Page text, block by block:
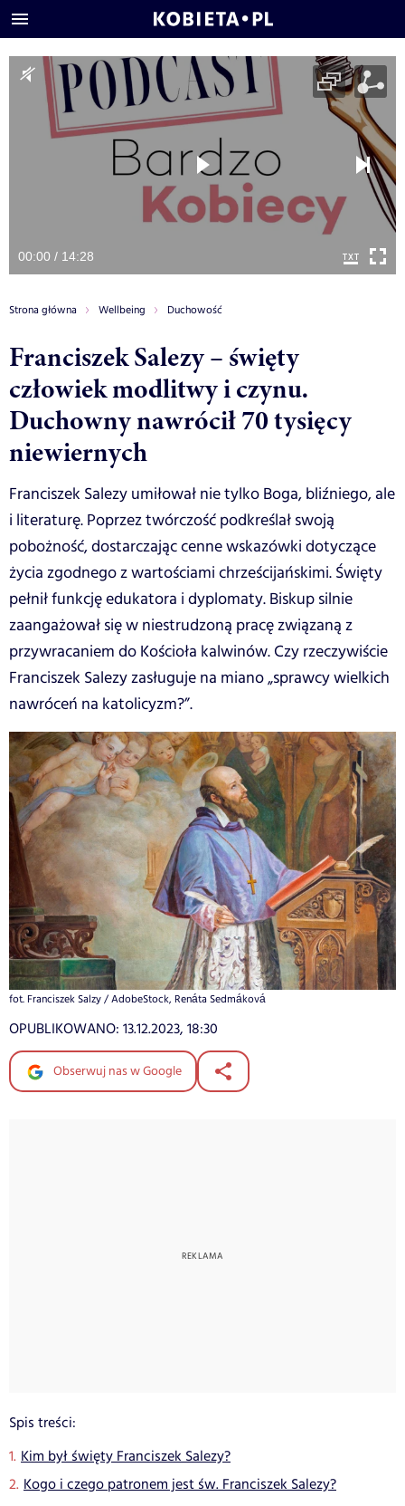
00:00 / 14:28
Strona główna Wellbeing Duchowość
Franciszek Salezy – święty
człowiek modlitwy i czynu.
Duchowny nawrócił 70 tysięcy
niewiernych
Franciszek Salezy umiłował nie tylko Boga, bliźniego, ale
i literaturę. Poprzez twórczość podkreślał swoją
pobożność, dostarczając cenne wskazówki dotyczące
życia zgodnego z wartościami chrześcijańskimi. Święty
pełnił funkcję edukatora i dyplomaty. Biskup silnie
zaangażował się w niestrudzoną pracę związaną z
przywracaniem do Kościoła kalwinów. Czy rzeczywiście
Franciszek Salezy zasługuje na miano „sprawcy wielkich
nawróceń na katolicyzm?”.
fot. Franciszek Salzy / AdobeStock, Renáta Sedmáková
OPUBLIKOWANO: 13.12.2023, 18:30
Obserwuj nas w Google
Spis treści:
Kim był święty Franciszek Salezy?
Kogo i czego patronem jest św. Franciszek Salezy?